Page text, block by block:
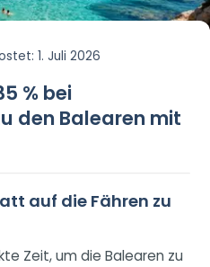
: 1. Juli 2026
% bei
den Balearen mit
auf die Fähren zu
Zeit, um die Balearen zu